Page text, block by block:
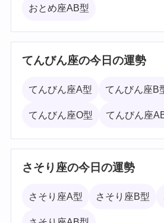
おとめ座AB型
てんびん座の今日の運勢
てんびん座A型 てんびん座B
てんびん座O型 てんびん座
さそり座の今日の運勢
さそり座A型 さそり座B型